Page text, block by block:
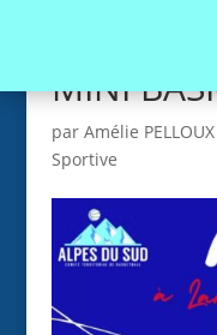
MINI
par Amélie PELLOUX
Sportive